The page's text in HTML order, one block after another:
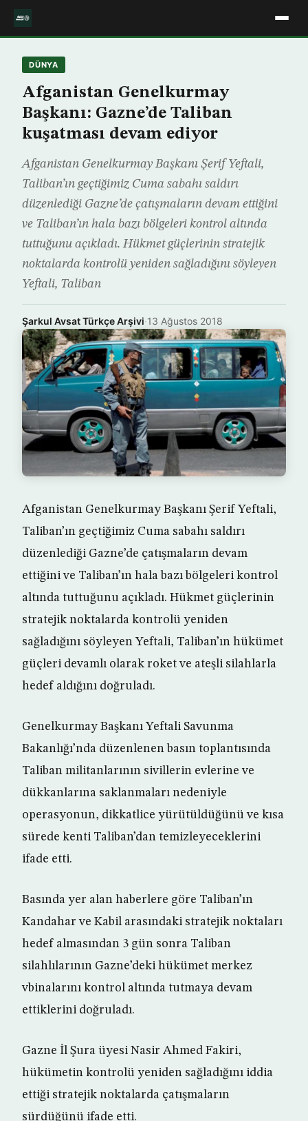
DÜNYA
Afganistan Genelkurmay
Başkanı: Gazne’de Taliban
kuşatması devam ediyor
Afganistan Genelkurmay Başkanı Şerif Yeftali,
Taliban’ın geçtiğimiz Cuma sabahı saldırı
düzenlediği Gazne’de çatışmaların devam ettiğini
ve Taliban’ın hala bazı bölgeleri kontrol altında
tuttuğunu açıkladı. Hükmet güçlerinin stratejik
noktalarda kontrolü yeniden sağladığını söyleyen
Yeftali, Taliban
Şarkul Avsat Türkçe Arşivi·13 Ağustos 2018
Afganistan Genelkurmay Başkanı Şerif Yeftali,
Taliban’ın geçtiğimiz Cuma sabahı saldırı
düzenlediği Gazne’de çatışmaların devam
ettiğini ve Taliban’ın hala bazı bölgeleri kontrol
altında tuttuğunu açıkladı. Hükmet güçlerinin
stratejik noktalarda kontrolü yeniden
sağladığını söyleyen Yeftali, Taliban’ın hükümet
güçleri devamlı olarak roket ve ateşli silahlarla
hedef aldığını doğruladı.
Genelkurmay Başkanı Yeftali Savunma
Bakanlığı’nda düzenlenen basın toplantısında
Taliban militanlarının sivillerin evlerine ve
dükkanlarına saklanmaları nedeniyle
operasyonun, dikkatlice yürütüldüğünü ve kısa
sürede kenti Taliban’dan temizleyeceklerini
ifade etti.
Basında yer alan haberlere göre Taliban’ın
Kandahar ve Kabil arasındaki stratejik noktaları
hedef almasından 3 gün sonra Taliban
silahlılarının Gazne’deki hükümet merkez
vbinalarını kontrol altında tutmaya devam
ettiklerini doğruladı.
Gazne İl Şura üyesi Nasir Ahmed Fakiri,
hükümetin kontrolü yeniden sağladığını iddia
ettiği stratejik noktalarda çatışmaların
sürdüğünü ifade etti.